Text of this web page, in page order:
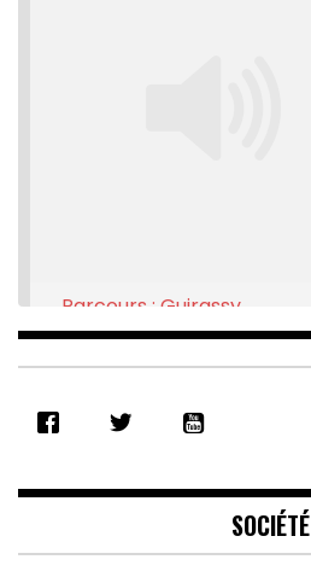
RSS FEED
EMBED
Parcours : Guirassy
Feb 16, 2021 • 28:08
SOCIÉTÉ